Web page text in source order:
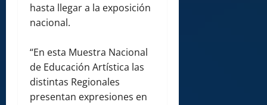
hasta llegar a la exposición
nacional.
“En esta Muestra Nacional
de Educación Artística las
distintas Regionales
presentan expresiones en